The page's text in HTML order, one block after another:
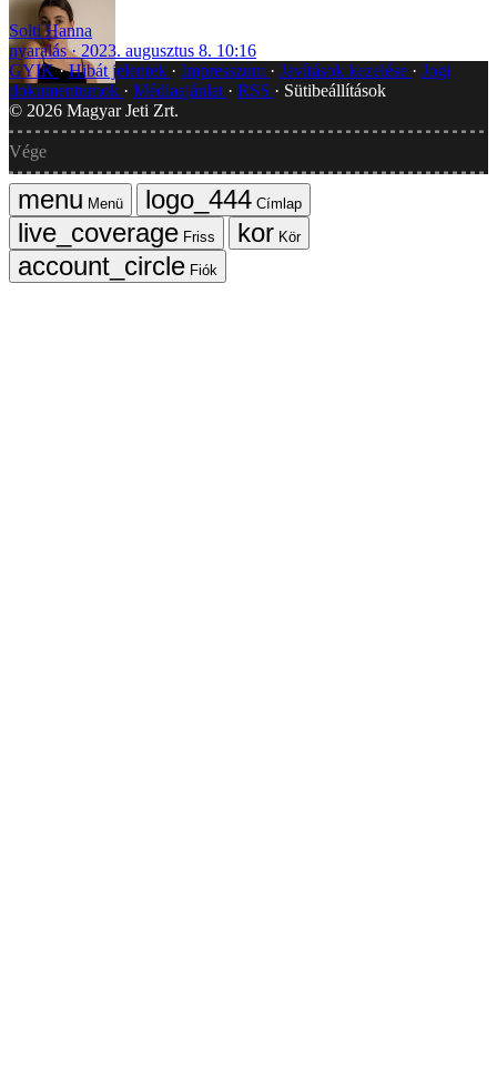
Solti Hanna
nyaralás
2023. augusztus 8. 10:16
GYIK Hibát jelentek Impresszum Javítások kezelése
Jogi
dokumentumok
Médiaajánlat RSS
Sütibeállítások
© 2026 Magyar Jeti Zrt.
Vége
Menü
Címlap
Friss
Kör
Fiók